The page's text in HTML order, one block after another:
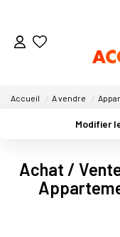
Accueil A vendre
Modifier
Sélectionnez...
Type de bien
Achat /